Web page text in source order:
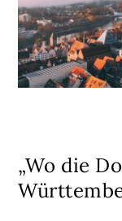
„Wo die